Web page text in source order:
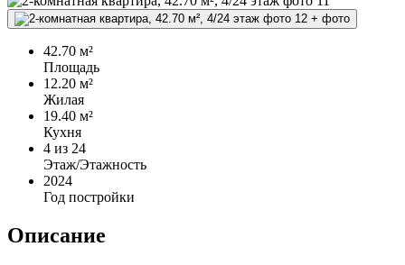
+ фото
42.70 м²
Площадь
12.20 м²
Жилая
19.40 м²
Кухня
4 из 24
Этаж/Этажность
2024
Год постройки
Описание